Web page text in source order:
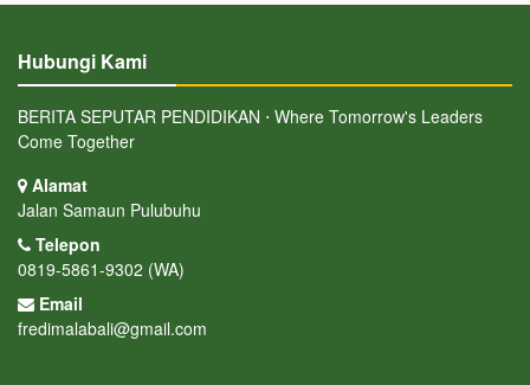
Hubungi Kami
BERITA SEPUTAR PENDIDIKAN ⋅ Where Tomorrow's Leaders
Come Together
Alamat
Jalan Samaun Pulubuhu
Telepon
0819-5861-9302 (WA)
Email
fredimalabali@gmail.com